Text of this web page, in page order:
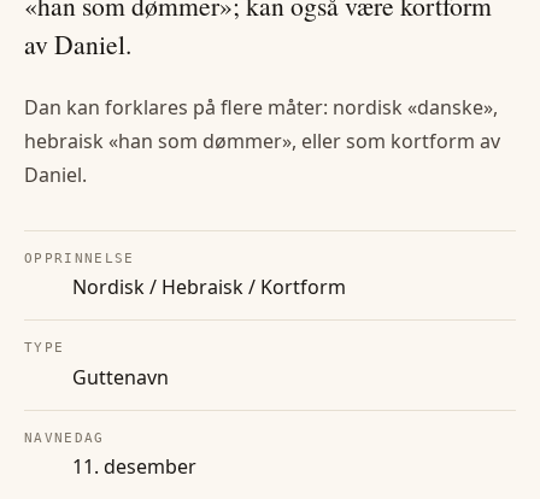
av Daniel.
Dan kan forklares på flere måter: nordisk «danske»,
hebraisk «han som dømmer», eller som kortform av
Daniel.
OPPRINNELSE
Nordisk / Hebraisk / Kortform
TYPE
Guttenavn
NAVNEDAG
11. desember